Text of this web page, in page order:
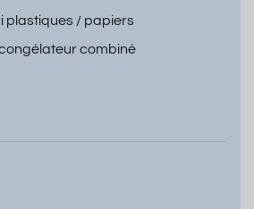
plastiques / papiers
combiné